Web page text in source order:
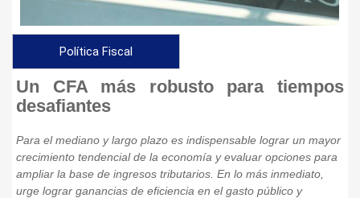
Política Fiscal
Un CFA más robusto para tiempos
desafiantes
Para el mediano y largo plazo es indispensable lograr un mayor
crecimiento tendencial de la economía y evaluar opciones para
ampliar la base de ingresos tributarios. En lo más inmediato,
urge lograr ganancias de eficiencia en el gasto público y